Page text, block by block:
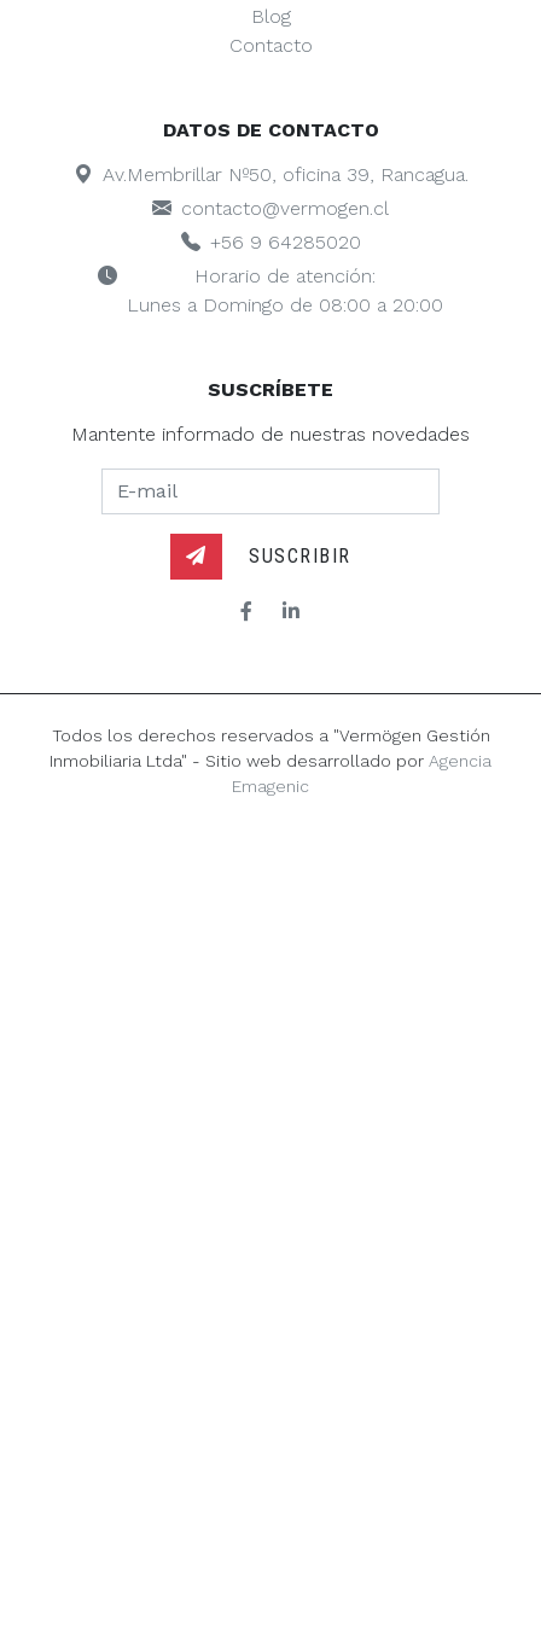
Blog
Contacto
DATOS DE CONTACTO
Av.Membrillar Nº50, oficina 39, Rancagua.
contacto@vermogen.cl
+56 9 64285020
Horario de atención:
Lunes a Domingo de 08:00 a 20:00
SUSCRÍBETE
Mantente informado de nuestras novedades
Todos los derechos reservados a "Vermögen Gestión
Inmobiliaria Ltda" - Sitio web desarrollado por Agencia
Emagenic